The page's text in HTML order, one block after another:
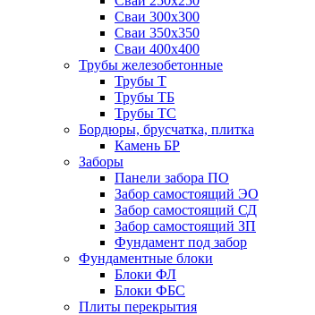
Сваи 300х300
Сваи 350х350
Сваи 400х400
Трубы железобетонные
Трубы Т
Трубы ТБ
Трубы ТС
Бордюры, брусчатка, плитка
Камень БР
Заборы
Панели забора ПО
Забор самостоящий ЭО
Забор самостоящий СД
Забор самостоящий ЗП
Фyндамент под забор
Фундаментные блоки
Блоки ФЛ
Блоки ФБС
Плиты перекрытия